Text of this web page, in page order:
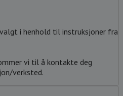
i henhold til instruksjoner fra
vi til å kontakte deg
verksted.